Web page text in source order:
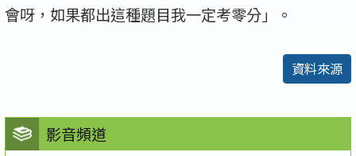
影音頻道
會呀，如果都出這種題目我一定考零分」。
資料來源